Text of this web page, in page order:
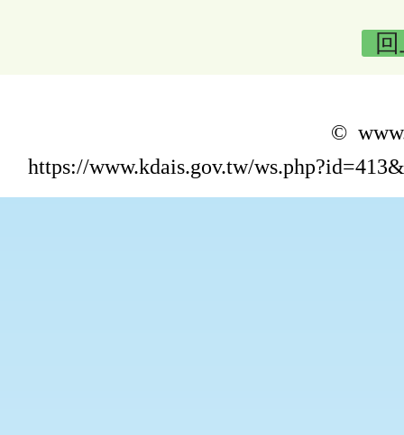
©
https://www.kdais.gov.tw/